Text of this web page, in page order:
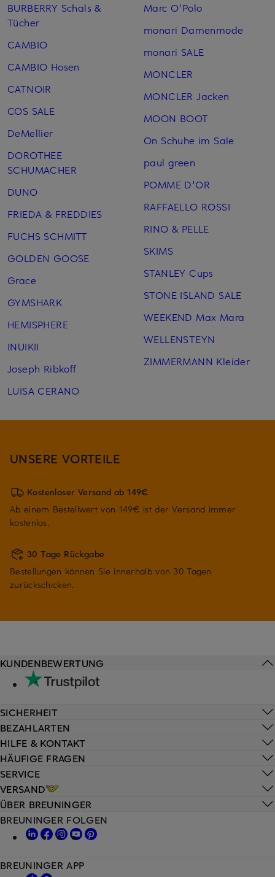
BURBERRY Schals &
Tücher
CAMBIO
CAMBIO Hosen
CATNOIR
COS SALE
DeMellier
DOROTHEE
SCHUMACHER
DUNO
FRIEDA & FREDDIES
FUCHS SCHMITT
GOLDEN GOOSE
Grace
GYMSHARK
HEMISPHERE
INUIKII
Joseph Ribkoff
LUISA CERANO
Marc O'Polo
monari Damenmode
monari SALE
MONCLER
MONCLER Jacken
MOON BOOT
On Schuhe im Sale
paul green
POMME D'OR
RAFFAELLO ROSSI
RINO & PELLE
SKIMS
STANLEY Cups
STONE ISLAND SALE
WEEKEND Max Mara
WELLENSTEYN
ZIMMERMANN Kleider
UNSERE VORTEILE
Kostenloser Versand ab 149€
Ab einem Bestellwert von 149€ ist der Versand immer
kostenlos.
30 Tage Rückgabe
Bestellungen können Sie innerhalb von 30 Tagen
zurückschicken.
HILFE & KONTAKT
HÄUFIGE FRAGEN
SERVICE
VERSAND
KUNDENBEWERTUNG
SICHERHEIT
BEZAHLARTEN
ÜBER BREUNINGER
BREUNINGER FOLGEN
BREUNINGER APP